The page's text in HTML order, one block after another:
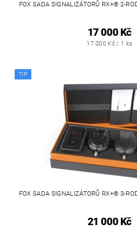
FOX SADA SIGNALIZÁTORŮ RX+® 2-
17 000 Kč
17 000 Kč / 1 ks
TIP
FOX SADA SIGNALIZÁTORŮ RX+® 3-
21 000 Kč